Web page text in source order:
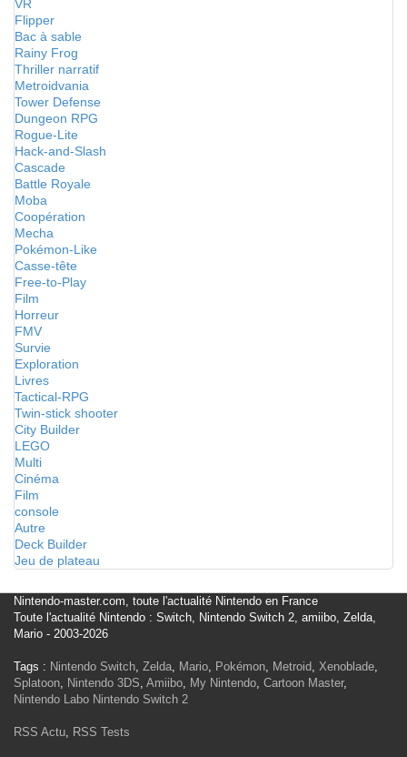
VR
Flipper
Bac à sable
Rainy Frog
Thriller narratif
Metroidvania
Tower Defense
Dungeon RPG
Rogue-Lite
Hack-and-Slash
Cascade
Battle Royale
Moba
Coopération
Mecha
Pokémon-Like
Casse-tête
Free-to-Play
Film
Horreur
FMV
Survie
Exploration
Livres
Tactical-RPG
Twin-stick shooter
City Builder
LEGO
Multi
Cinéma
Film
console
Autre
Deck Builder
Jeu de plateau
Nintendo-master.com, toute l'actualité Nintendo en France
Toute l'actualité Nintendo : Switch, Nintendo Switch 2, amiibo, Zelda,
Mario - 2003-2026
Tags : Nintendo Switch, Zelda, Mario, Pokémon, Metroid, Xenoblade,
Splatoon, Nintendo 3DS, Amiibo, My Nintendo, Cartoon Master,
Nintendo Labo Nintendo Switch 2
RSS Actu, RSS Tests